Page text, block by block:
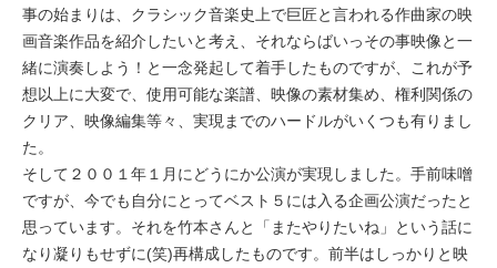
事の始まりは、クラシック音楽史上で巨匠と言われる作曲家の映
画音楽作品を紹介したいと考え、それならばいっその事映像と一
緒に演奏しよう！と一念発起して着手したものですが、これが予
想以上に大変で、使用可能な楽譜、映像の素材集め、権利関係の
クリア、映像編集等々、実現までのハードルがいくつも有りまし
た。
そして２００１年１月にどうにか公演が実現しました。手前味噌
ですが、今でも自分にとってベスト５には入る企画公演だったと
思っています。それを竹本さんと「またやりたいね」という話に
なり凝りもせずに(笑)再構成したものです。前半はしっかりと映